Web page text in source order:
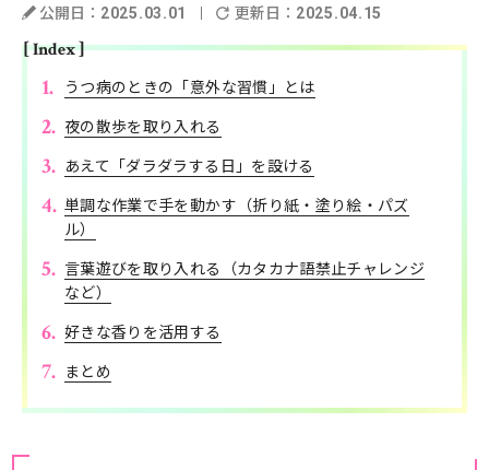
公開日： 2025.03.01 更新日： 2025.04.15
[ Index ]
うつ病のときの「意外な習慣」とは
夜の散歩を取り入れる
あえて「ダラダラする日」を設ける
単調な作業で手を動かす（折り紙・塗り絵・パズ
ル）
言葉遊びを取り入れる（カタカナ語禁止チャレンジ
など）
好きな香りを活用する
まとめ